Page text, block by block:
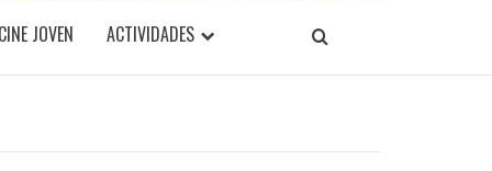
JOVEN ACTIVIDADES